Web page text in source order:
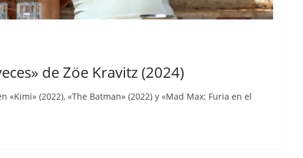
de Zöe Kravitz (2024)
(2022), «The Batman» (2022) y «Mad Max: Furia en el